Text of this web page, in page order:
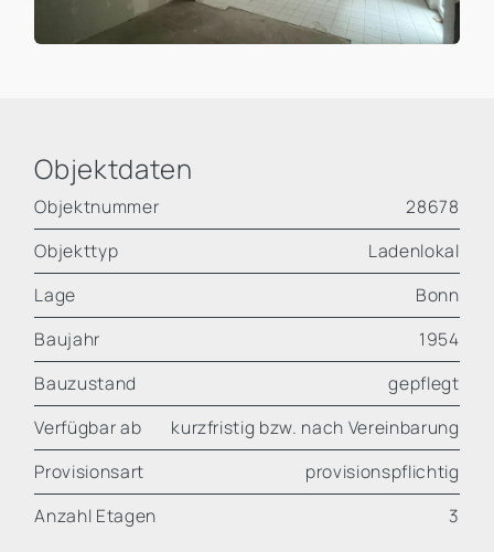
Objektdaten
Objektnummer
28678
Objekttyp
Ladenlokal
Lage
Bonn
Baujahr
1954
Bauzustand
gepflegt
Verfügbar ab
kurzfristig bzw. nach Vereinbarung
Provisionsart
provisionspflichtig
Anzahl Etagen
3